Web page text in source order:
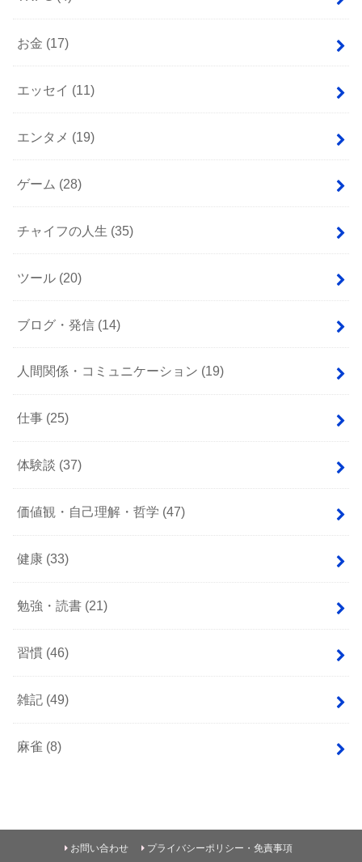
お金 (17)
エッセイ (11)
エンタメ (19)
ゲーム (28)
チャイフの人生 (35)
ツール (20)
ブログ・発信 (14)
人間関係・コミュニケーション (19)
仕事 (25)
体験談 (37)
価値観・自己理解・哲学 (47)
健康 (33)
勉強・読書 (21)
習慣 (46)
雑記 (49)
麻雀 (8)
お問い合わせ プライバシーポリシー・免責事項